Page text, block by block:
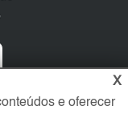
X
e oferecer